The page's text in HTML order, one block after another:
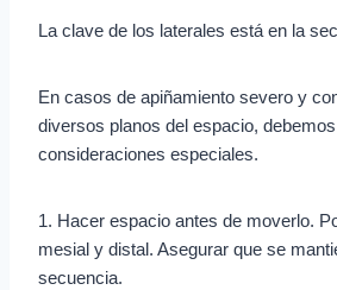
La clave de los laterales está en la
En casos de apiñamiento severo y
diversos planos del espacio,
consideraciones especiales.
1. Hacer espacio antes de moverlo.
mesial y distal. Asegurar que se
secuencia.